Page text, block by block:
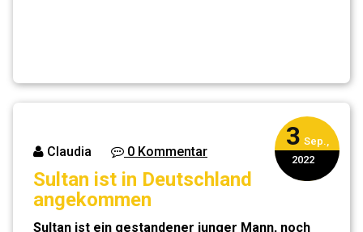
3 Sep.,
2022
Claudia 0 Kommentar
Sultan ist in Deutschland
angekommen
Sultan ist ein gestandener junger Mann, noch